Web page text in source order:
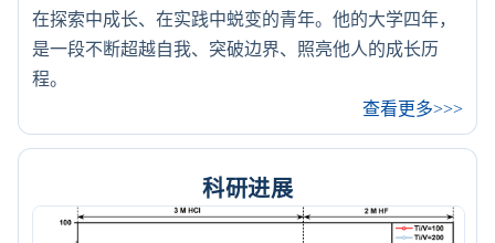
在探索中成长、在实践中蜕变的青年。他的大学四年，
是一段不断超越自我、突破边界、照亮他人的成长历
程。
查看更多>>>
科研进展